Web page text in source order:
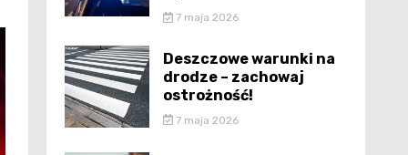
7 maja 2026
Deszczowe warunki na
drodze – zachowaj
ostrożność!
7 maja 2026